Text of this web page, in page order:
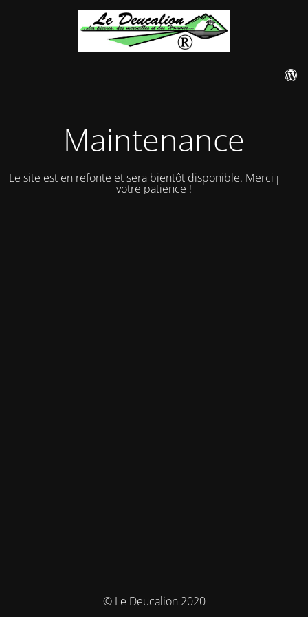
Maintenance
Le site est en refonte et sera bientôt disponible. Merci pour
votre patience !
© Le Deucalion 2020